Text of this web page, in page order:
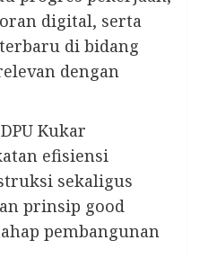
digital, serta
di bidang
dengan
Kukar
efisiensi
sekaligus
prinsip good
pembangunan